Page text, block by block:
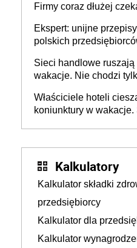
Firmy coraz dłużej
Ekspert: unijne
polskich
Sieci handlowe
wakacje. Nie chodzi
tam, gdzie wielu spędzi
Właściciele hoteli
koniunktury w wakacje.
Kalkulatory
Kalkulator składki
przedsiębiorcy
Kalkulator dla
Kalkulator